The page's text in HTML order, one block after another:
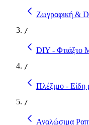
Ζωγραφική &
/
DIY - Φτιάξτο
/
Πλέξιμο - Είδη
/
Αναλώσιμα